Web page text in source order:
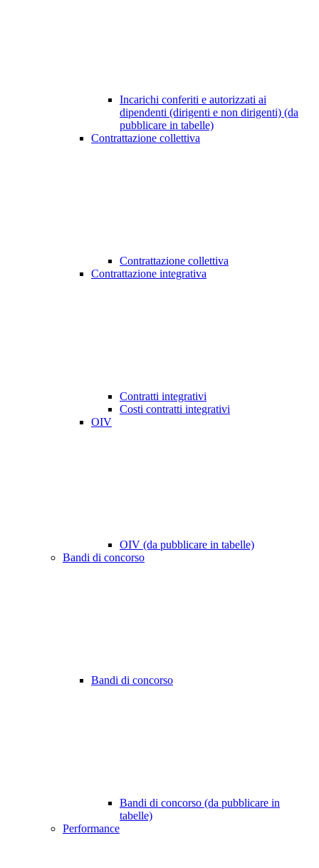
Incarichi conferiti e autorizzati ai
dipendenti (dirigenti e non dirigenti) (da
pubblicare in tabelle)
Contrattazione collettiva
Contrattazione collettiva
Contrattazione integrativa
Contratti integrativi
Costi contratti integrativi
OIV
OIV (da pubblicare in tabelle)
Bandi di concorso
Bandi di concorso
Bandi di concorso (da pubblicare in
tabelle)
Performance